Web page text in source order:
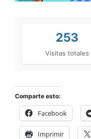
253
Visitas totales
Comparte esto:
Facebook
Imprimir